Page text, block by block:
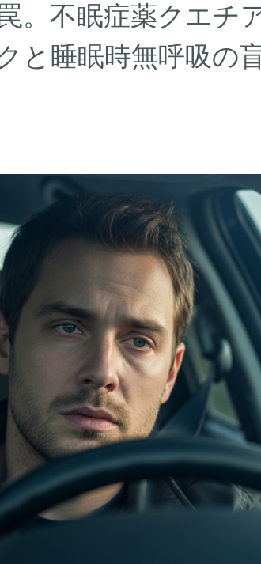
。不眠症薬クエチ
と睡眠時無呼吸の